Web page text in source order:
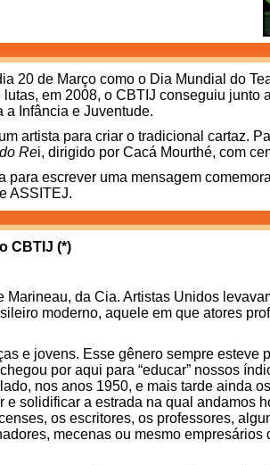
20 de Março como o Dia Mundial do
em 2008, o CBTIJ conseguiu
a Infância e Juventude.
artista para criar o tradicional cartaz.
Rei, dirigido por Cacá Mourthé, com
escrever uma mensagem
ASSITEJ.
CBTIJ (*)
da Cia. Artistas Unidos
moderno, aquele em que atores
e jovens. Esse gênero sempre esteve
por aqui para “educar” nossos
nos anos 1950, e mais tarde ainda
e solidificar a estrada na qual andamos
os escritores, os professores,
mecenas ou mesmo empresários